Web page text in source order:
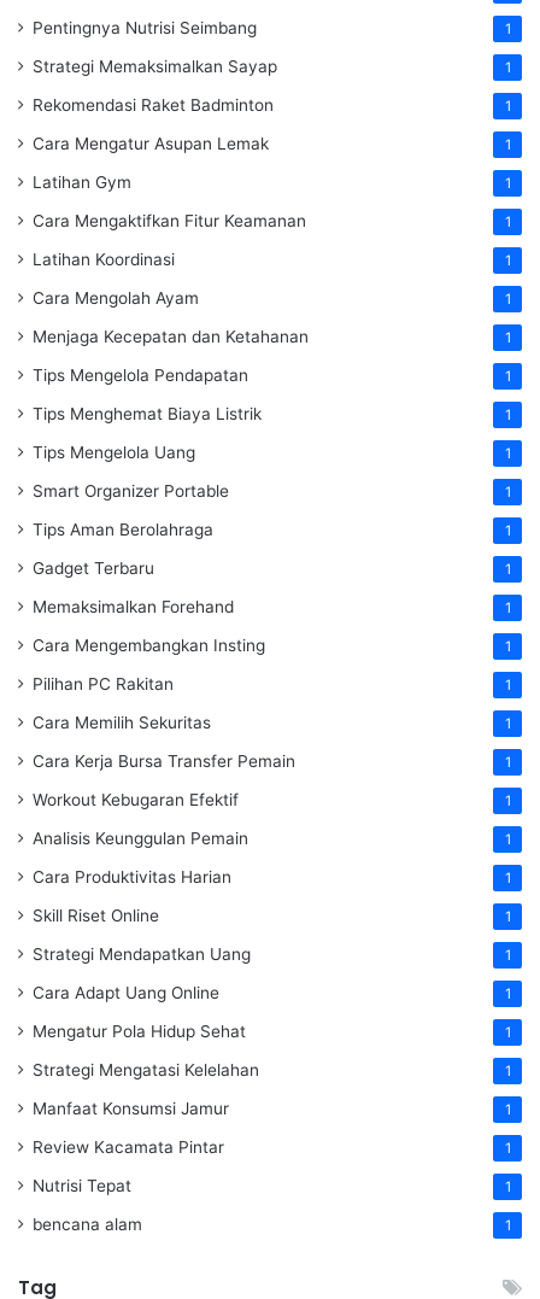
Pentingnya Nutrisi Seimbang 1
Strategi Memaksimalkan Sayap 1
Rekomendasi Raket Badminton 1
Cara Mengatur Asupan Lemak 1
Latihan Gym 1
Cara Mengaktifkan Fitur Keamanan 1
Latihan Koordinasi 1
Cara Mengolah Ayam 1
Menjaga Kecepatan dan Ketahanan 1
Tips Mengelola Pendapatan 1
Tips Menghemat Biaya Listrik 1
Tips Mengelola Uang 1
Smart Organizer Portable 1
Tips Aman Berolahraga 1
Gadget Terbaru 1
Memaksimalkan Forehand 1
Cara Mengembangkan Insting 1
Pilihan PC Rakitan 1
Cara Memilih Sekuritas 1
Cara Kerja Bursa Transfer Pemain 1
Workout Kebugaran Efektif 1
Analisis Keunggulan Pemain 1
Cara Produktivitas Harian 1
Skill Riset Online 1
Strategi Mendapatkan Uang 1
Cara Adapt Uang Online 1
Mengatur Pola Hidup Sehat 1
Strategi Mengatasi Kelelahan 1
Manfaat Konsumsi Jamur 1
Review Kacamata Pintar 1
Nutrisi Tepat 1
bencana alam 1
Tag